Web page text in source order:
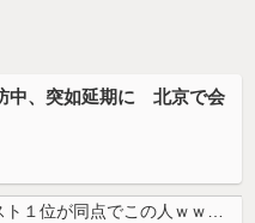
中、突如延期に 北京で会
日本をダメにした総理大臣、ワースト１位が同点でこの人ｗｗｗｗｗｗ